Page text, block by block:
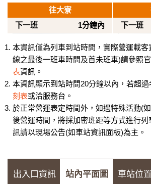
往大寮
下一班
1分鐘內
下一班
本資訊僅為列車到站時間，實際營運載
線之最後一班車時間及首未班車)請參照
表資訊。
本資訊顯示到站時間20分鐘以內，若超過
刻表或洽服務台。
於正常營運表定時間外，如遇特殊活動(
後營運時間，將採加密班距等方式進行
訊請以現場公告(如車站資訊面板)為主。
出入口資訊 站內平面圖 車站位